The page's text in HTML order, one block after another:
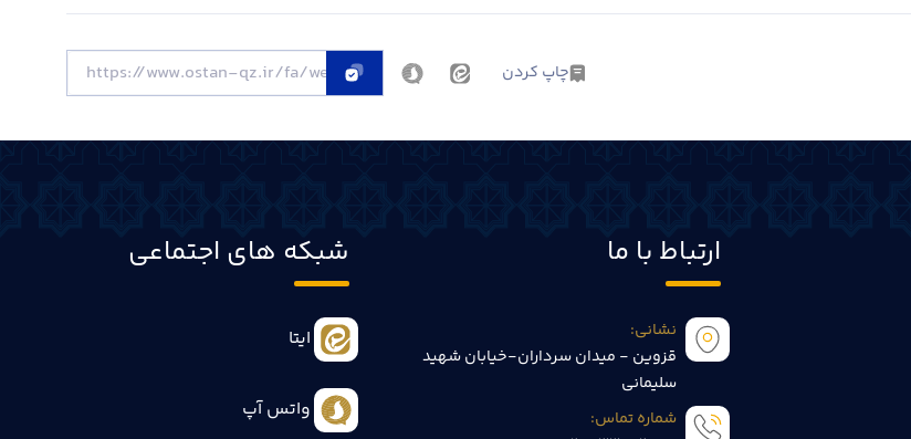
چاپ کردن
ارتباط با ما
نشانی:
قزوین - میدان سرداران-خیابان شهید
سلیمانی
شماره تماس:
شبکه های اجتماعی
ایتا
واتس آپ